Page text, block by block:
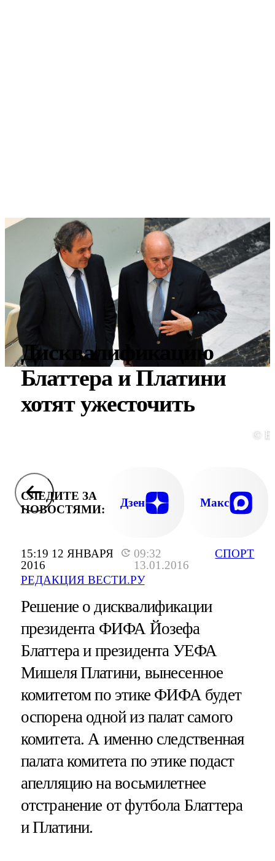
15:19 12 ЯНВАРЯ
2016
09:32
13.01.2016
РЕДАКЦИЯ ВЕСТИ.РУ
СПОРТ
Дисквалификацию
Блаттера и Платини
хотят ужесточить
©
СЛЕДИТЕ ЗА
НОВОСТЯМИ:
Дзен Макс
Решение о дисквалификации
президента ФИФА Йозефа
Блаттера и президента УЕФА
Мишеля Платини, вынесенное
комитетом по этике ФИФА будет
оспорена одной из палат самого
комитета. А именно следственная
палата комитета по этике подаст
апелляцию на восьмилетнее
отстранение от футбола Блаттера
и Платини.